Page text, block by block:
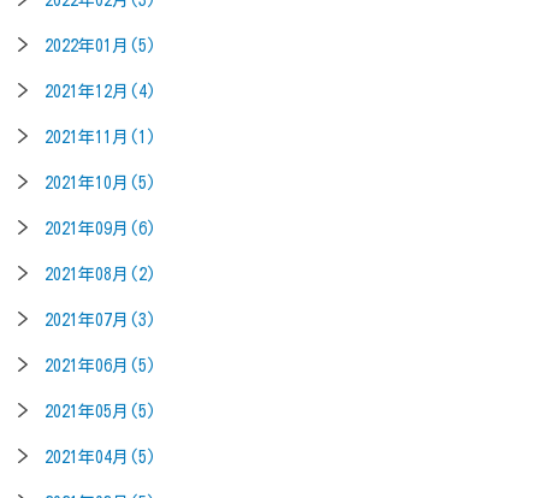
2022年01月(5)
2021年12月(4)
2021年11月(1)
2021年10月(5)
2021年09月(6)
2021年08月(2)
2021年07月(3)
2021年06月(5)
2021年05月(5)
2021年04月(5)